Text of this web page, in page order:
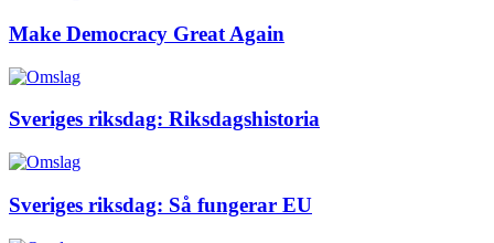
Make Democracy Great Again
Sveriges riksdag: Riksdagshistoria
Sveriges riksdag: Så fungerar EU